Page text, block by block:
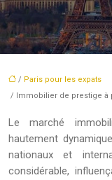
/ Paris pour les expats
/ Immobilier de prestige à
Le marché
hautement
nationaux et
considérable,